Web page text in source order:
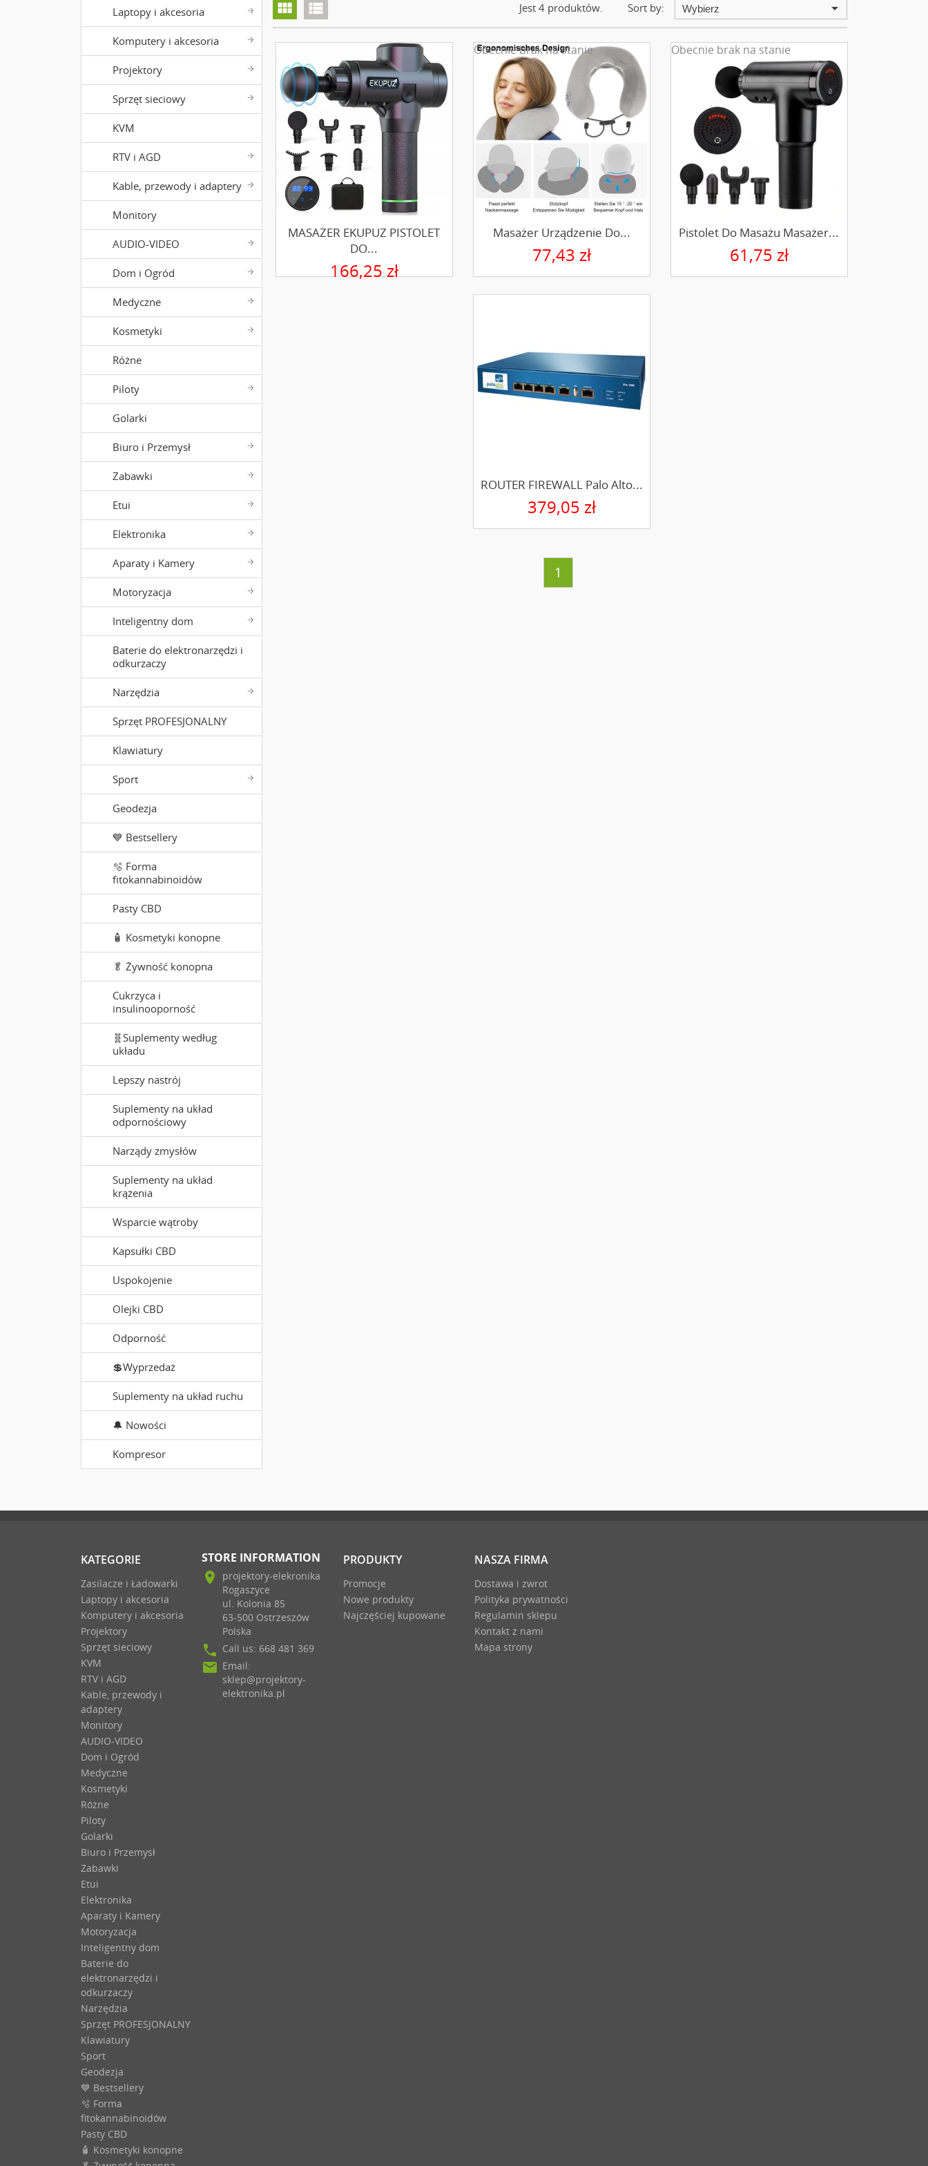
Laptopy i akcesoria
Komputery i akcesoria
Projektory
Sprzęt sieciowy
KVM
RTV i AGD
Kable, przewody i adaptery
Monitory
AUDIO-VIDEO
Dom i Ogród
Medyczne
Kosmetyki
Różne
Piloty
Golarki
Biuro i Przemysł
Zabawki
Etui
Elektronika
Aparaty i Kamery
Motoryzacja
Inteligentny dom
Baterie do elektronarzędzi i
odkurzaczy
Narzędzia
Sprzęt PROFESJONALNY
Klawiatury
Sport
Geodezja
💙 Bestsellery
🫧 Forma
fitokannabinoidów
Pasty CBD
🧴 Kosmetyki konopne
🥬 Żywność konopna
Cukrzyca i
insulinooporność
🧬Suplementy według
układu
Lepszy nastrój
Suplementy na układ
odpornościowy
Narządy zmysłów
Suplementy na układ
krążenia
Wsparcie wątroby
Kapsułki CBD
Uspokojenie
Olejki CBD
Odporność
💲Wyprzedaż
Suplementy na układ ruchu
🔔 Nowości
Kompresor
view_module view_list Sort by: Wybierz arrow_drop_down
Jest 4 produktów.
MASAŻER EKUPUZ PISTOLET
DO...
166,25 zł
Masażer Urządzenie Do...
77,43 zł
Obecnie brak na stanie
Pistolet Do Masażu Masażer...
61,75 zł
Obecnie brak na stanie
ROUTER FIREWALL Palo Alto...
379,05 zł
1
KATEGORIE
Zasilacze i Ładowarki
Laptopy i akcesoria
Komputery i akcesoria
Projektory
Sprzęt sieciowy
KVM
RTV i AGD
Kable, przewody i
adaptery
Monitory
AUDIO-VIDEO
Dom i Ogród
Medyczne
Kosmetyki
Różne
Piloty
Golarki
Biuro i Przemysł
Zabawki
Etui
Elektronika
Aparaty i Kamery
Motoryzacja
Inteligentny dom
Baterie do
elektronarzędzi i
odkurzaczy
Narzędzia
Sprzęt PROFESJONALNY
Klawiatury
Sport
Geodezja
💙 Bestsellery
🫧 Forma
fitokannabinoidów
Pasty CBD
🧴 Kosmetyki konopne
STORE INFORMATION
location_on
projektory-elekronika
Rogaszyce
ul. Kolonia 85
63-500 Ostrzeszów
Polska
phone Call us: 668 481 369
email Email:
sklep@projektory-
elektronika.pl
PRODUKTY
Promocje
Nowe produkty
Najczęściej kupowane
NASZA FIRMA
Dostawa i zwrot
Polityka prywatności
Regulamin sklepu
Kontakt z nami
Mapa strony